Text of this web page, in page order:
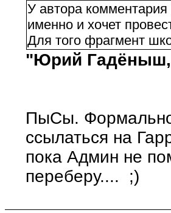
У автора
именно и хочет
Для того фрагмент
"Юрий Гадёныш,
ПыСы.
ссылаться на
пока Админ не
переберу.... ;)